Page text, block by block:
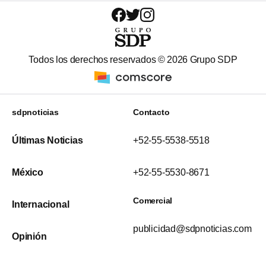
Todos los derechos reservados © 2026 Grupo SDP
sdpnoticias
Últimas Noticias
México
Internacional
Opinión
Contacto
+52-55-5538-5518
+52-55-5530-8671
Comercial
publicidad@sdpnoticias.com